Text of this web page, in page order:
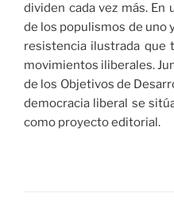
dividen cada vez más.
de los populismos de uno
resistencia ilustrada que
movimientos iliberales.
de los Objetivos de
democracia liberal se
como proyecto editorial.